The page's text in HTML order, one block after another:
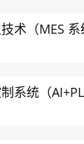
术（MES
系统（